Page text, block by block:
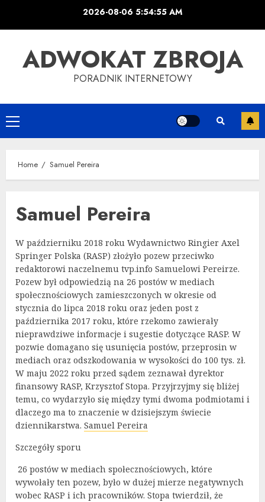
2026-08-06 5:54:55 AM
ADWOKAT ZBROJA
PORADNIK INTERNETOWY
Primary
Menu
Home Samuel Pereira
Samuel Pereira
W październiku 2018 roku Wydawnictwo Ringier Axel
Springer Polska (RASP) złożyło pozew przeciwko
redaktorowi naczelnemu tvp.info Samuelowi Pereirze.
Pozew był odpowiedzią na 26 postów w mediach
społecznościowych zamieszczonych w okresie od
stycznia do lipca 2018 roku oraz jeden post z
października 2017 roku, które rzekomo zawierały
nieprawdziwe informacje i sugestie dotyczące RASP. W
pozwie domagano się usunięcia postów, przeprosin w
mediach oraz odszkodowania w wysokości do 100 tys. zł.
W maju 2022 roku przed sądem zeznawał dyrektor
finansowy RASP, Krzysztof Stopa. Przyjrzyjmy się bliżej
temu, co wydarzyło się między tymi dwoma podmiotami i
dlaczego ma to znaczenie w dzisiejszym świecie
dziennikarstwa. Samuel Pereira
Szczegóły sporu
26 postów w mediach społecznościowych, które
wywołały ten pozew, było w dużej mierze negatywnych
wobec RASP i ich pracowników. Stopa twierdził, że